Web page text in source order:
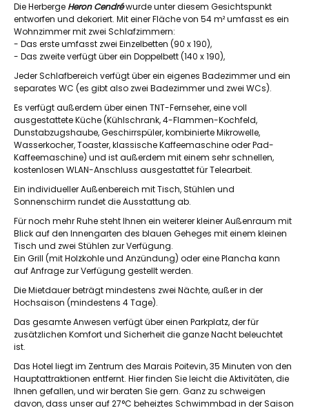
Die Herberge Heron Cendréwurde unter diesem Gesichtspunkt
entworfen und dekoriert. Mit einer Fläche von 54 m² umfasst es ein
Wohnzimmer mit zwei Schlafzimmern:
- Das erste umfasst zwei Einzelbetten (90 x 190),
- Das zweite verfügt über ein Doppelbett (140 x 190),
Jeder Schlafbereich verfügt über ein eigenes Badezimmer und ein
separates WC (es gibt also zwei Badezimmer und zwei WCs).
Es verfügt außerdem über einen TNT-Fernseher, eine voll
ausgestattete Küche (Kühlschrank, 4-Flammen-Kochfeld,
Dunstabzugshaube, Geschirrspüler, kombinierte Mikrowelle,
Wasserkocher, Toaster, klassische Kaffeemaschine oder Pad-
Kaffeemaschine) und ist außerdem mit einem sehr schnellen,
kostenlosen WLAN-Anschluss ausgestattet für Telearbeit.
Ein individueller Außenbereich mit Tisch, Stühlen und
Sonnenschirm rundet die Ausstattung ab.
Für noch mehr Ruhe steht Ihnen ein weiterer kleiner Außenraum mit
Blick auf den Innengarten des blauen Geheges mit einem kleinen
Tisch und zwei Stühlen zur Verfügung.
Ein Grill (mit Holzkohle und Anzündung) oder eine Plancha kann
auf Anfrage zur Verfügung gestellt werden.
Die Mietdauer beträgt mindestens zwei Nächte, außer in der
Hochsaison (mindestens 4 Tage).
Das gesamte Anwesen verfügt über einen Parkplatz, der für
zusätzlichen Komfort und Sicherheit die ganze Nacht beleuchtet
ist.
Das Hotel liegt im Zentrum des Marais Poitevin, 35 Minuten von den
Hauptattraktionen entfernt. Hier finden Sie leicht die Aktivitäten, die
Ihnen gefallen, und wir beraten Sie gern. Ganz zu schweigen
davon, dass unser auf 27°C beheiztes Schwimmbad in der Saison